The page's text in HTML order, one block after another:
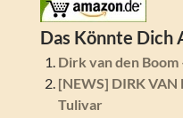
Das Könnte Dich
Dirk van den Boom
[NEWS] DIRK VAN
Tulivar